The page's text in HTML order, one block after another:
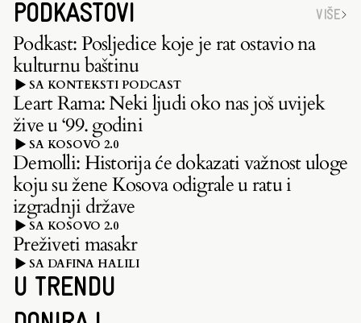
PODKASTOVI VIŠE
Podkast: Posljedice koje je rat ostavio na
kulturnu baštinu
SA KONTEKSTI PODCAST
Leart Rama: Neki ljudi oko nas još uvijek
žive u ‘99. godini
SA KOSOVO 2.0
Demolli: Historija će dokazati važnost uloge
koju su žene Kosova odigrale u ratu i
izgradnji države
SA KOSOVO 2.0
Preživeti masakr
SA DAFINA HALILI
U TRENDU